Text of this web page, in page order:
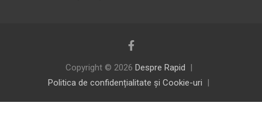
Copyright © 2026 Despre Rapid
Politica de confidențialitate și Cookie-uri